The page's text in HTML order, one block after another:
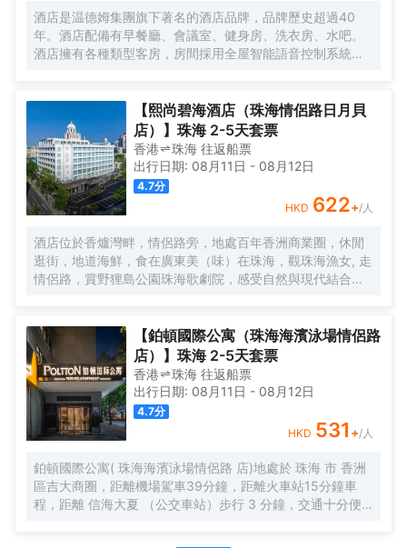
HOME心怡之所。 麗怡酒店的標誌造型是一朵玫瑰花，玫瑰
花語源自古希臘神話，象徵真摯的情誼，無論何時何地，在
麗怡酒店，您都可以一如既往地體驗到真誠、貼心的服務，
精心優選品質體驗讓您感到賓至如歸，我們致力讓每一位賓
酒店是温德姆集團旗下著名的酒店品牌，品牌歷史超過40
年。酒店配備有早餐廳、會議室、健身房、洗衣房、水吧。
酒店擁有各種類型客房，房間採用全屋智能語音控制系統、
果您有時間放鬆休息，可以去長隆海洋王國遊玩，情侶路海
邊漫步，緊鄰夏灣夜市，無論您是商務出差還是遊玩，都是
您不二之選，戴斯精選温德姆酒店歡迎您的到來！
【熙尚碧海酒店（珠海情侶路日月貝
店）】珠海 2-5天套票
香港 珠海 往返船票
出行日期: 08月11日 - 08月12日
4.7分
HKD 622+/人
酒店位於香爐灣畔，情侶路旁，地處百年香洲商業圈，休閒
逛街，地道海鮮，食在廣東美（味）在珠海，觀珠海漁女, 走
情侶路，賞野狸島公園珠海歌劇院，感受自然與現代結合的
600米，城市地標一一珠海漁女，城市陽台。左側600米珠
海歌劇院（日月貝），距離港珠澳大橋12分鐘。拱北、青茂
口岸20分鐘。酒店前後50米公交線路覆蓋全珠海。 酒店傾
力打造“寬敞高雅空間”優質床品衞浴，完備設施服務，為您提
供優質的住宿服務 酒店中央空調冷暖可調，特色落地窗直觀
海景和海霞公園，欣賞東方海上日出，港珠澳大橋。中西結
合的自助早餐，配以廣東特色，一天的愉快從豐富營養的早
餐開始。
【鉑頓國際公寓（珠海海濱泳場情侶路
店）】珠海 2-5天套票
香港 珠海 往返船票
出行日期: 08月11日 - 08月12日
4.7分
HKD 531 +/人
鉑頓國際公寓( 珠海海濱泳場情侶路 店)地處於 珠海 市 香洲
區吉大商圈，距離機場駕車39分鐘，距離火車站15分鐘車
程，距離 信海大夏 （公交車站）步行 3 分鐘，交通十分便